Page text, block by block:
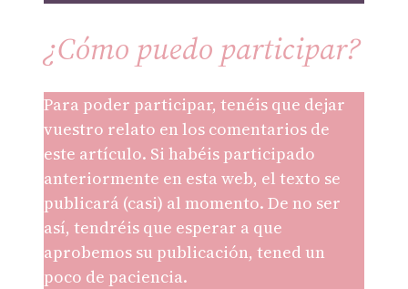
¿Cómo puedo participar?
Para poder participar, tenéis que dejar
vuestro relato en los comentarios de
este artículo. Si habéis participado
anteriormente en esta web, el texto se
publicará (casi) al momento. De no ser
así, tendréis que esperar a que
aprobemos su publicación, tened un
poco de paciencia.